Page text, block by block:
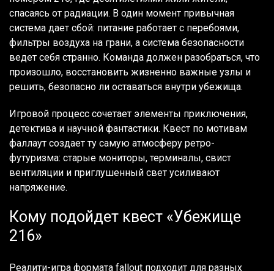
спасаясь от радиации. В один момент привычная
система дает сбой: питание работает с перебоями,
фильтры воздуха на грани, а система безопасности
ведет себя странно. Команда должен разобраться, что
произошло, восстановить жизненно важные узлы и
решить, безопасно ли оставаться внутри убежища.
Игровой процесс сочетает элементы приключения,
детектива и научной фантастики. Квест по мотивам
фаллаут создает ту самую атмосферу ретро-
футуризма: старые мониторы, терминалы, свист
вентиляции и приглушенный свет усиливают
напряжение.
Кому подойдет квест «Убежище
216»
Реалити-игра формата fallout подходит для разных